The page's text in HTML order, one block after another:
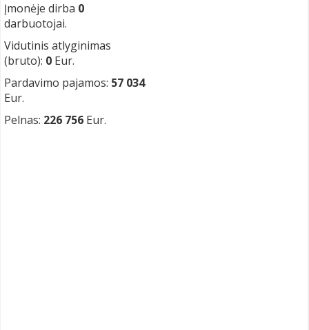
Įmonėje dirba 0
darbuotojai.
Vidutinis atlyginimas
(bruto): 0 Eur.
Pardavimo pajamos: 57 034
Eur.
Pelnas: 226 756 Eur.